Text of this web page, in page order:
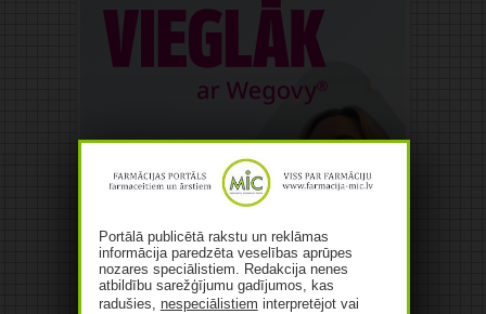
Portālā publicētā rakstu un reklāmas
informācija paredzēta veselības aprūpes
nozares speciālistiem. Redakcija nenes
atbildību sarežģījumu gadījumos, kas
radušies, nespeciālistiem interpretējot vai